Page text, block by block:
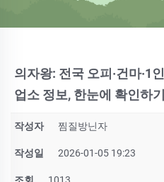
의자왕: 전국 오피·건마·1
업소 정보, 한눈에 확인하기
작성자 찜질방닌자
작성일 2026-01-05 19:23